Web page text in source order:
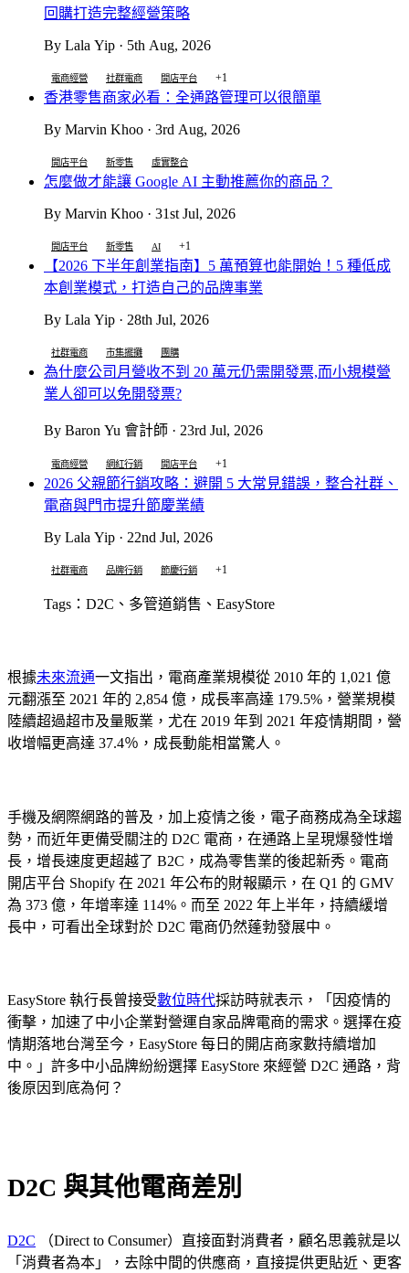
回購打造完整經營策略
By Lala Yip · 5th Aug, 2026
電商經營 社群電商 開店平台 +1
香港零售商家必看：全通路管理可以很簡單
By Marvin Khoo · 3rd Aug, 2026
開店平台 新零售 虛實整合
怎麼做才能讓 Google AI 主動推薦你的商品？
By Marvin Khoo · 31st Jul, 2026
開店平台 新零售 AI +1
【2026 下半年創業指南】5 萬預算也能開始！5 種低成
本創業模式，打造自己的品牌事業
By Lala Yip · 28th Jul, 2026
社群電商 市集擺攤 團購
為什麼公司月營收不到 20 萬元仍需開發票,而小規模營
業人卻可以免開發票?
By Baron Yu 會計師 · 23rd Jul, 2026
電商經營 網紅行銷 開店平台 +1
2026 父親節行銷攻略：避開 5 大常見錯誤，整合社群、
電商與門市提升節慶業績
By Lala Yip · 22nd Jul, 2026
社群電商 品牌行銷 節慶行銷 +1
Tags：D2C、多管道銷售、EasyStore
根據未來流通一文指出，電商產業規模從 2010 年的 1,021 億
元翻漲至 2021 年的 2,854 億，成長率高達 179.5%，營業規模
陸續超過超市及量販業，尤在 2019 年到 2021 年疫情期間，營
收增幅更高達 37.4％，成長動能相當驚人。
手機及網際網路的普及，加上疫情之後，電子商務成為全球趨
勢，而近年更備受關注的 D2C 電商，在通路上呈現爆發性增
長，增長速度更超越了 B2C，成為零售業的後起新秀。電商
開店平台 Shopify 在 2021 年公布的財報顯示，在 Q1 的 GMV
為 373 億，年增率達 114%。而至 2022 年上半年，持續緩增
長中，可看出全球對於 D2C 電商仍然蓬勃發展中。
EasyStore 執行長曾接受數位時代採訪時就表示，「因疫情的
衝擊，加速了中小企業對營運自家品牌電商的需求。選擇在疫
情期落地台灣至今，EasyStore 每日的開店商家數持續增加
中。」許多中小品牌紛紛選擇 EasyStore 來經營 D2C 通路，背
後原因到底為何？
D2C 與其他電商差別
D2C （Direct to Consumer）直接面對消費者，顧名思義就是以
「消費者為本」，去除中間的供應商，直接提供更貼近、更客